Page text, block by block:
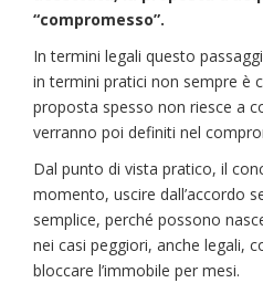
“compromesso”.
In termini legali questo
in termini pratici non sempre è
proposta spesso non riesce a
verranno poi definiti nel
Dal punto di vista pratico, il
momento, uscire dall’accordo
semplice, perché possono
nei casi peggiori, anche legali,
bloccare l’immobile per mesi.